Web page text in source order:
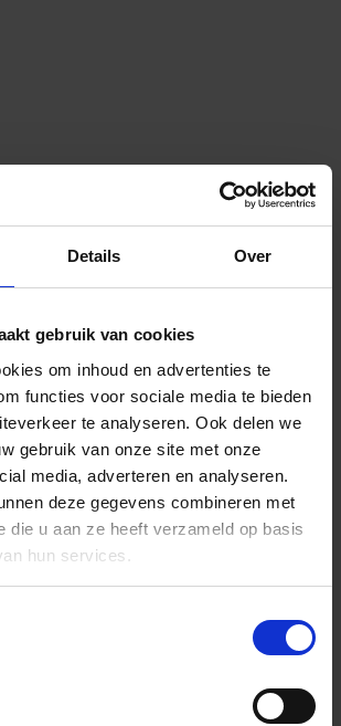
Details Over
gebruik van cookies
om inhoud en advertenties te
functies voor sociale media te bieden
te analyseren. Ook delen we
gebruik van onze site met onze
media, adverteren en analyseren.
deze gegevens combineren met
die u aan ze heeft verzameld op basis
hun services.